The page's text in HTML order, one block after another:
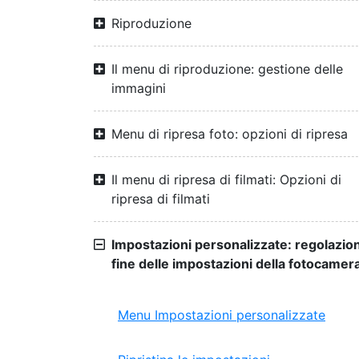
Riproduzione
Il menu di riproduzione: gestione delle
immagini
Menu di ripresa foto: opzioni di ripresa
Il menu di ripresa di filmati: Opzioni di
ripresa di filmati
Impostazioni personalizzate:
fine delle impostazioni della
Menu Impostazioni personalizzate